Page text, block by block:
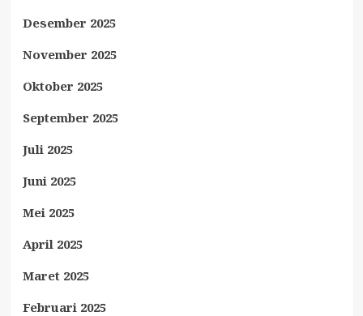
Desember 2025
November 2025
Oktober 2025
September 2025
Juli 2025
Juni 2025
Mei 2025
April 2025
Maret 2025
Februari 2025